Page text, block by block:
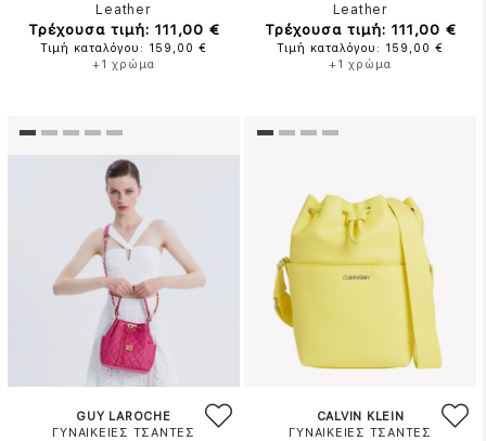
Leather
Τρέχουσα τιμή: 111,00 €
Τιμή καταλόγου: 159,00 €
+1 χρώμα
Leather
Τρέχουσα τιμή: 111,00 €
Τιμή καταλόγου: 159,00 €
+1 χρώμα
GUY LAROCHE
ΓΥΝΑΙΚΕΙΕΣ ΤΣΑΝΤΕΣ
CALVIN KLEIN
ΓΥΝΑΙΚΕΙΕΣ ΤΣΑΝΤΕΣ